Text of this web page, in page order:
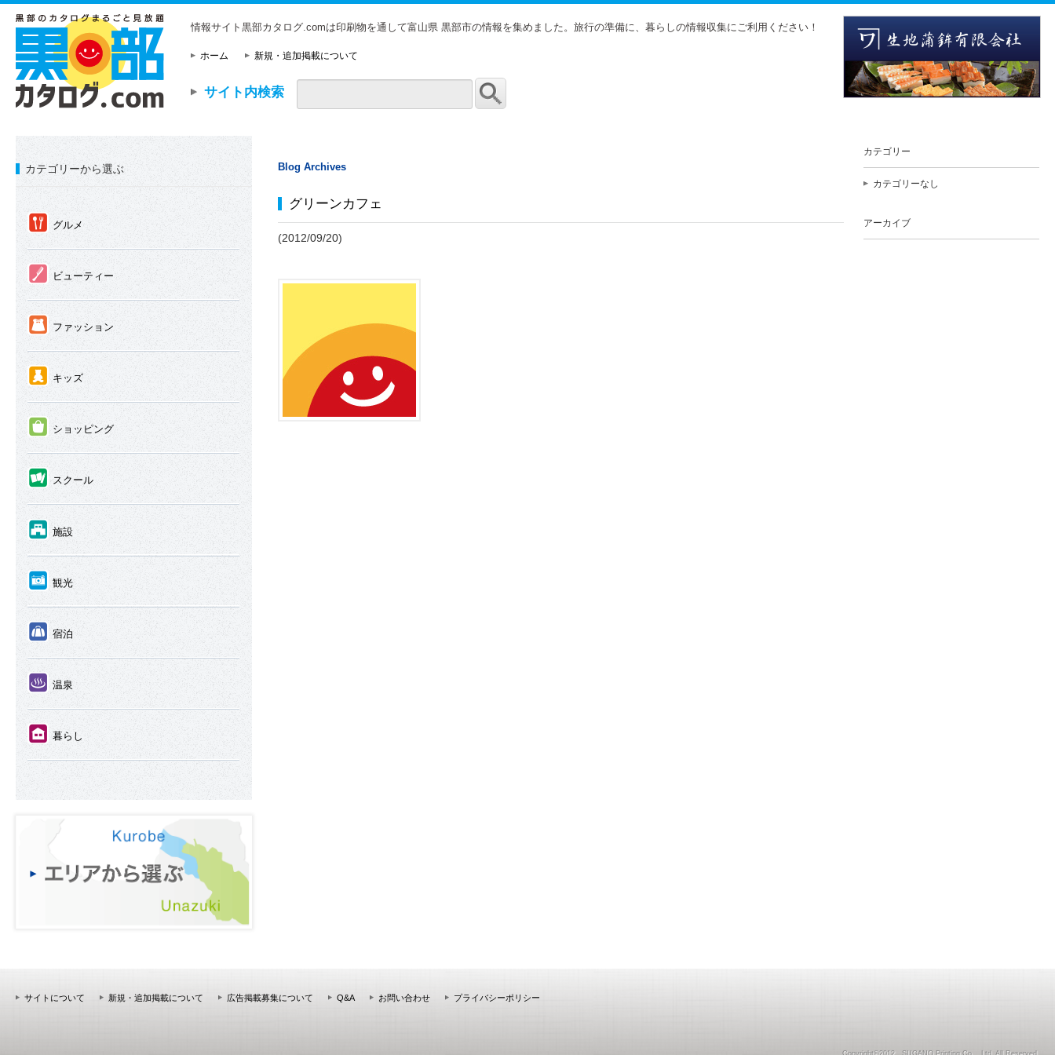
情報サイト黒部カタログ.comは印刷物を通して富山県 黒部市の情報を集めました。旅行の準備に、暮らしの情報収集にご利用ください！
ホーム 新規・追加掲載について
サイト内検索
カテゴリーから選ぶ
① グルメ
② ビューティー
③ ファッション
④ キッズ
⑤ ショッピング
⑥ スクール
⑦ 施設
⑧ 観光
⑨ 宿泊
⑩ 温泉
⑪ 暮らし
Blog Archives
グリーンカフェ
(2012/09/20)
カテゴリー
カテゴリーなし
アーカイブ
サイトについて 新規・追加掲載について 広告掲載募集について Q&A お問い合わせ プライバシーポリシー